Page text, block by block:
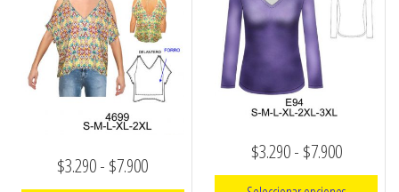
$3.290- $7.900Rango
$3.290- $7.900Rango
de